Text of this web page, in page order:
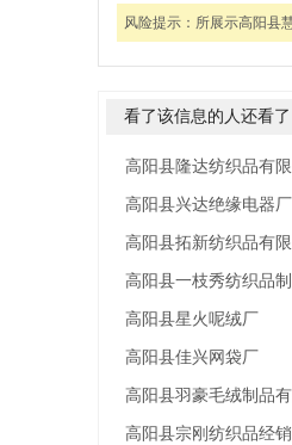
风险提示： 所展示高阳县
看了该信息的人还看了
高阳县隆达纺织品有限
高阳县兴达绝缘电器厂
高阳县拓新纺织品有限
高阳县一枝秀纺织品
高阳县星火呢绒厂
高阳县佳兴网袋厂
高阳县羽豪毛绒制品
高阳县宗刚纺织品经